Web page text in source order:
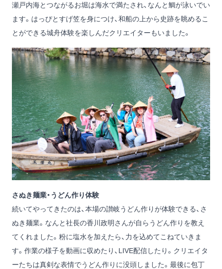
瀬戸内海とつながるお堀は海水で満たされ、なんと鯛が泳いでい
ます。はっぴとすげ笠を身につけ、和船の上から史跡を眺めるこ
とができる城舟体験を楽しんだクリエイターもいました。
さぬき麺業・うどん作り体験
続いてやってきたのは、本場の讃岐うどん作りが体験できる、さ
ぬき麺業。なんと社長の香川政明さんが自らうどん作りを教え
てくれました。粉に塩水を加えたら、力を込めてこねていきま
す。作業の様子を動画に収めたり、LIVE配信したり。クリエイタ
ーたちは真剣な表情でうどん作りに没頭しました。最後に包丁